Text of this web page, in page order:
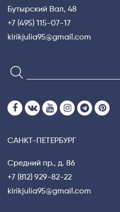
Бутырский Вал, 48
+7 (495) 115-07-17
kirikjulia95@gmail.com
САНКТ-ПЕТЕРБУРГ
Средний пр., д. 86
+7 (812) 929-82-22
kirikjulia95@gmail.com